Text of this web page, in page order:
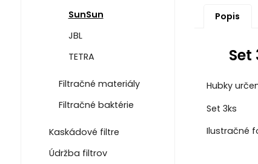
SunSun
JBL
TETRA
Filtračné materiály
Filtračné baktérie
Kaskádové filtre
Údržba filtrov
Popis
Hubky
Set 3ks
Ilustračné